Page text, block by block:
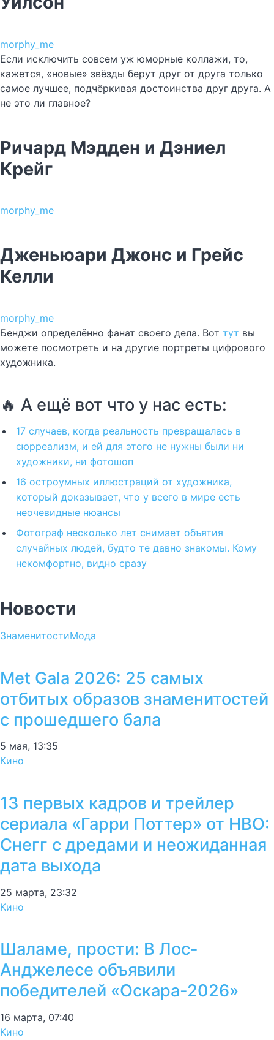
morphy_me
Если исключить совсем уж юморные коллажи, то,
кажется, «новые» звёзды берут друг от друга только
самое лучшее, подчёркивая достоинства друг друга. А
не это ли главное?
Ричард Мэдден и Дэниел
Крейг
morphy_me
Дженьюари Джонс и Грейс
Келли
morphy_me
Бенджи определённо фанат своего дела. Вот тут вы
можете посмотреть и на другие портреты цифрового
художника.
🔥 А ещё вот что у нас есть:
17 случаев, когда реальность превращалась в
сюрреализм, и ей для этого не нужны были ни
художники, ни фотошоп
16 остроумных иллюстраций от художника,
который доказывает, что у всего в мире есть
неочевидные нюансы
Фотограф несколько лет снимает объятия
случайных людей, будто те давно знакомы. Кому
некомфортно, видно сразу
Новости
ЗнаменитостиМода
Met Gala 2026: 25 самых
отбитых образов знаменитостей
с прошедшего бала
5 мая, 13:35
Кино
13 первых кадров и трейлер
сериала «Гарри Поттер» от HBO:
Снегг с дредами и неожиданная
дата выхода
25 марта, 23:32
Кино
Шаламе, прости: В Лос-
Анджелесе объявили
победителей «Оскара-2026»
16 марта, 07:40
Кино